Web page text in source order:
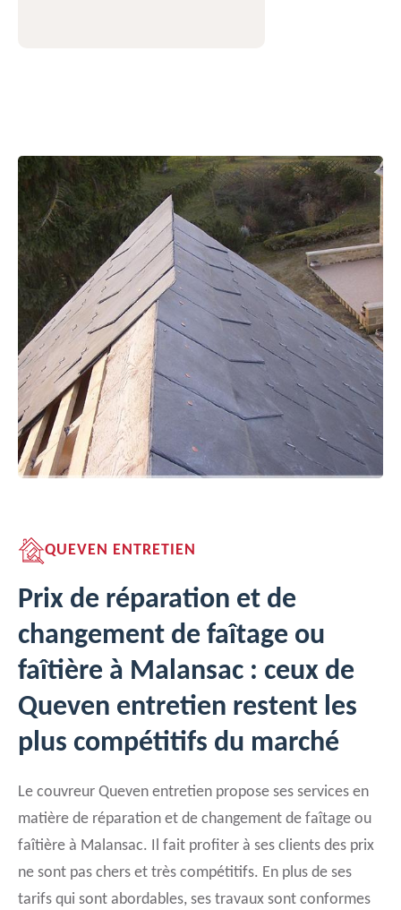
QUEVEN ENTRETIEN
Prix de réparation et de
changement de faîtage ou
faîtière à Malansac : ceux de
Queven entretien restent les
plus compétitifs du marché
Le couvreur Queven entretien propose ses services en
matière de réparation et de changement de faîtage ou
faîtière à Malansac. Il fait profiter à ses clients des prix
ne sont pas chers et très compétitifs. En plus de ses
tarifs qui sont abordables, ses travaux sont conformes